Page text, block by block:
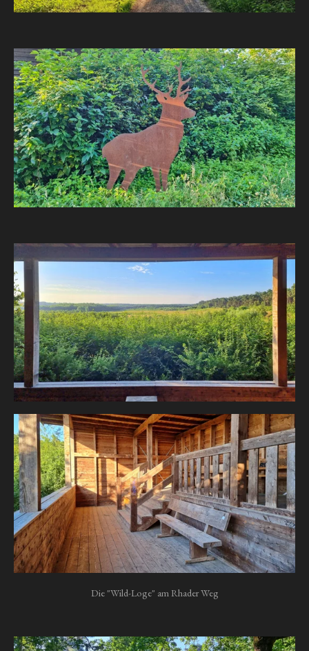
Die "Wild-Loge" am Rhader Weg